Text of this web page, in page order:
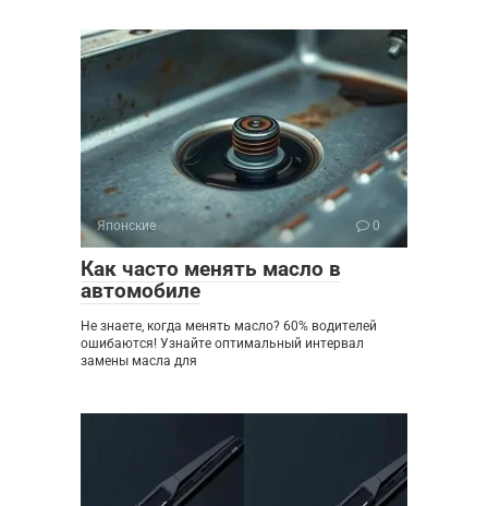
Японские 0
Как часто менять масло в
автомобиле
Не знаете, когда менять масло? 60% водителей
ошибаются! Узнайте оптимальный интервал
замены масла для